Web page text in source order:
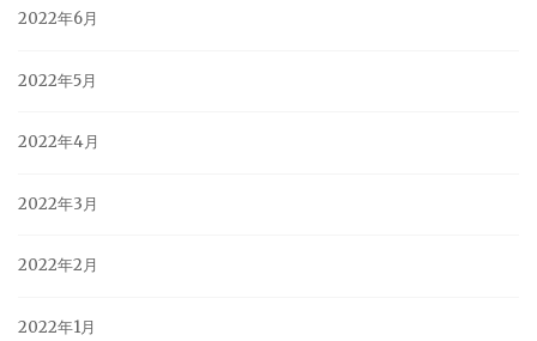
2022年6月
2022年5月
2022年4月
2022年3月
2022年2月
2022年1月